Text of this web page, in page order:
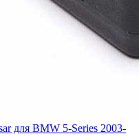
для BMW 5-Series 2003-